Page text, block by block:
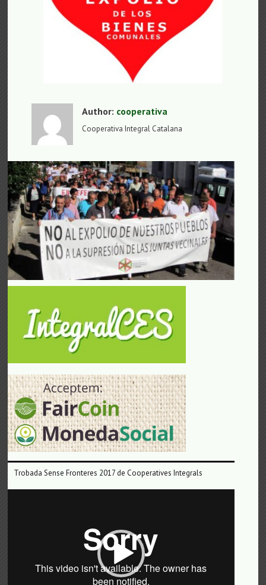
Author: cooperativa
Cooperativa Integral Catalana
Trobada Sense Fronteres 2017 de Cooperatives Integrals